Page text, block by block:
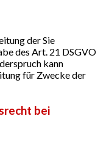
der Sie
des Art. 21 DSGVO
kann
für Zwecke der
bei